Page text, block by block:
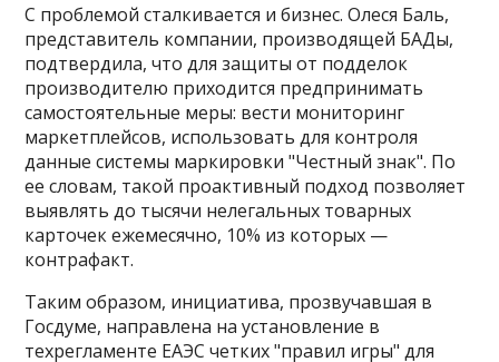
С проблемой сталкивается и бизнес. Олеся Баль,
представитель компании, производящей БАДы,
подтвердила, что для защиты от подделок
производителю приходится предпринимать
самостоятельные меры: вести мониторинг
маркетплейсов, использовать для контроля
данные системы маркировки "Честный знак". По
ее словам, такой проактивный подход позволяет
выявлять до тысячи нелегальных товарных
карточек ежемесячно, 10% из которых —
контрафакт.
Таким образом, инициатива, прозвучавшая в
Госдуме, направлена на установление в
техрегламенте ЕАЭС четких "правил игры" для